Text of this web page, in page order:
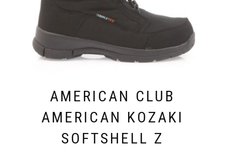
AMERICAN CLUB
AMERICAN KOZAKI
SOFTSHELL Z